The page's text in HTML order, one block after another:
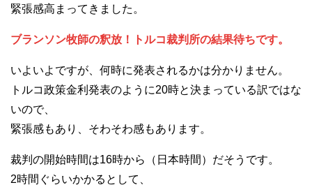
緊張感高まってきました。
ブランソン牧師の釈放！トルコ裁判所の結果待ちです。
いよいよですが、何時に発表されるかは分かりません。
トルコ政策金利発表のように20時と決まっている訳ではな
いので、
緊張感もあり、そわそわ感もあります。
裁判の開始時間は16時から（日本時間）だそうです。
2時間ぐらいかかるとして、